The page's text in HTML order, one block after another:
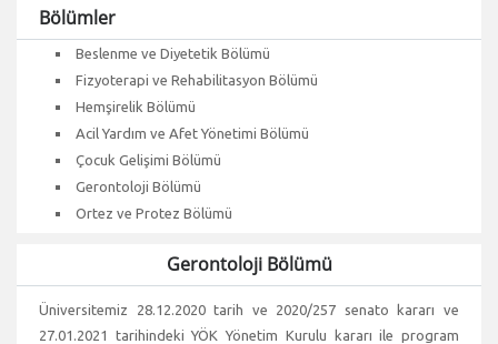
Bölümler
Beslenme ve Diyetetik Bölümü
Fizyoterapi ve Rehabilitasyon Bölümü
Hemşirelik Bölümü
Acil Yardım ve Afet Yönetimi Bölümü
Çocuk Gelişimi Bölümü
Gerontoloji Bölümü
Ortez ve Protez Bölümü
Gerontoloji Bölümü
Üniversitemiz 28.12.2020 tarih ve 2020/257 senato kararı ve
27.01.2021 tarihindeki YÖK Yönetim Kurulu kararı ile program